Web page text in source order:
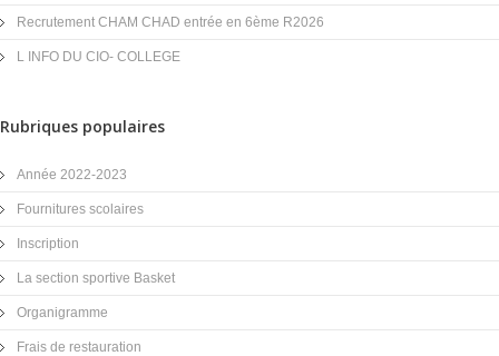
Recrutement CHAM CHAD entrée en 6ème R2026
L INFO DU CIO- COLLEGE
Rubriques populaires
Année 2022-2023
Fournitures scolaires
Inscription
La section sportive Basket
Organigramme
Frais de restauration